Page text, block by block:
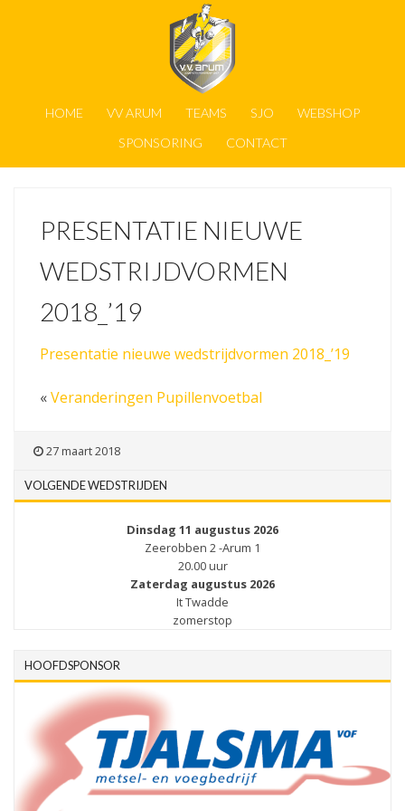
HOME VV ARUM TEAMS SJO
WEBSHOP
SPONSORING
CONTACT
PRESENTATIE NIEUWE
WEDSTRIJDVORMEN
2018_’19
Presentatie nieuwe wedstrijdvormen 2018_’19
«Veranderingen Pupillenvoetbal
27 maart 2018
VOLGENDE WEDSTRIJDEN
Dinsdag 11 augustus 2026
Zeerobben 2 -Arum 1
20.00 uur
Zaterdag augustus 2026
It Twadde
zomerstop
HOOFDSPONSOR